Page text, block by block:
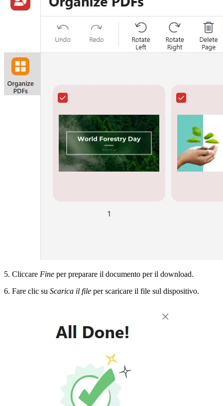
5. Cliccare Fine per preparare il documento per il download.
6. Fare clic su Scarica il file per scaricare il file sul dispositivo.